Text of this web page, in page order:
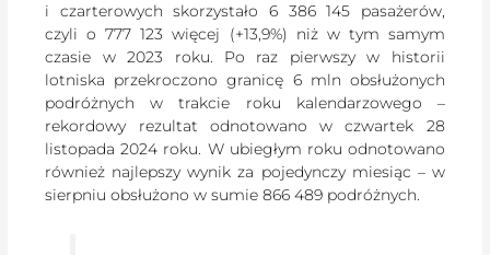
i czarterowych skorzystało 6 386 145 pasażerów,
czyli o 777 123 więcej (+13,9%) niż w tym samym
czasie w 2023 roku. Po raz pierwszy w historii
lotniska przekroczono granicę 6 mln obsłużonych
podróżnych w trakcie roku kalendarzowego –
rekordowy rezultat odnotowano w czwartek 28
listopada 2024 roku. W ubiegłym roku odnotowano
również najlepszy wynik za pojedynczy miesiąc – w
sierpniu obsłużono w sumie 866 489 podróżnych.